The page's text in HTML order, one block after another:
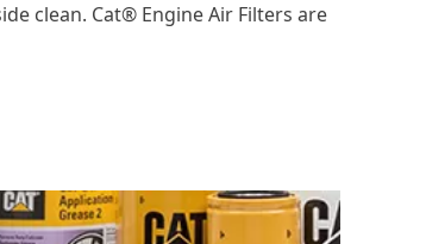
clean. Cat® Engine Air Filters are